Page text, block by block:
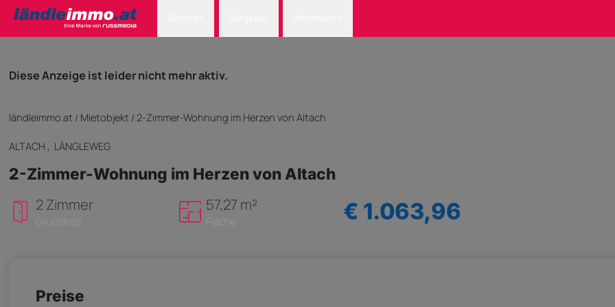
Diese Anzeige ist leider nicht mehr aktiv.
ländleimmo.at / Mietobjekt / 2-Zimmer-Wohnung im Herzen von Altach
ALTACH , LÄNGLEWEG
2-Zimmer-Wohnung im Herzen von Altach
2 Zimmer
Grundriss
57,27 m²
Fläche € 1.063,96
Preise